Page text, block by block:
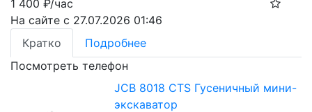
1 400 ₽/час
На сайте с 27.07.2026 01:46
Кратко
Подробнее
Посмотреть телефон
JCB 8018 CTS Гусеничный мини-
экскаватор